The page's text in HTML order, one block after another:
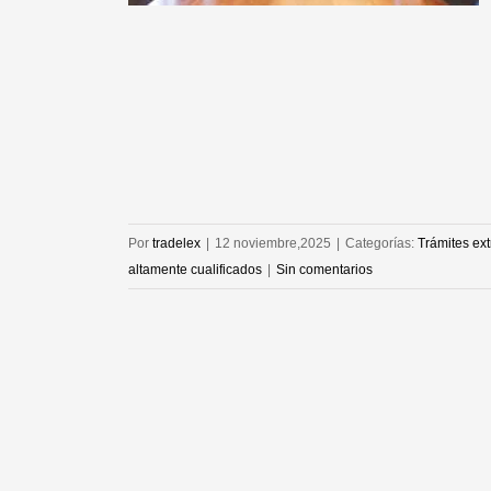
Por tradelex | 12 noviembre,2025 | Categorías: Trámites
altamente cualificados | Sin comentarios